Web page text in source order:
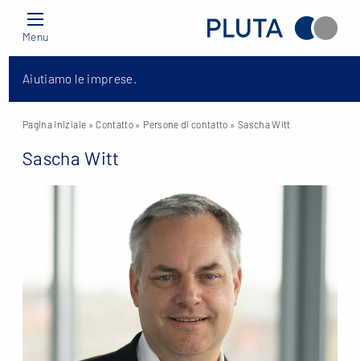
Menu
Aiutiamo le imprese.
Pagina iniziale » Contatto » Persone di contatto » Sascha Witt
Sascha Witt